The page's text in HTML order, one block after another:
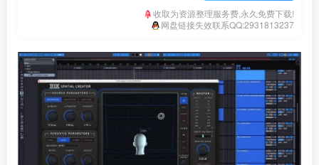
收取为资源整理服务费,永久免费下载!
网盘链接失效联系QQ:2931813237